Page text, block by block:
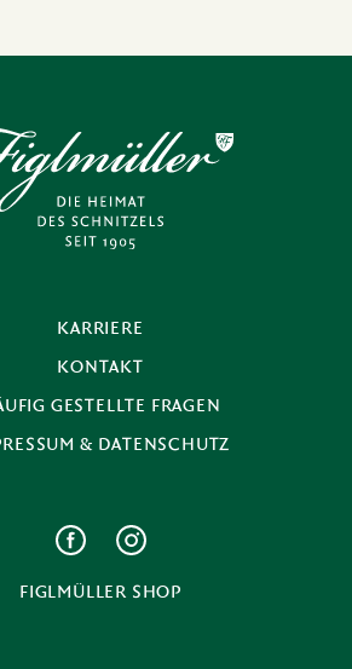
KARRIERE
KONTAKT
GESTELLTE FRAGEN
& DATENSCHUTZ
FIGLMÜLLER SHOP